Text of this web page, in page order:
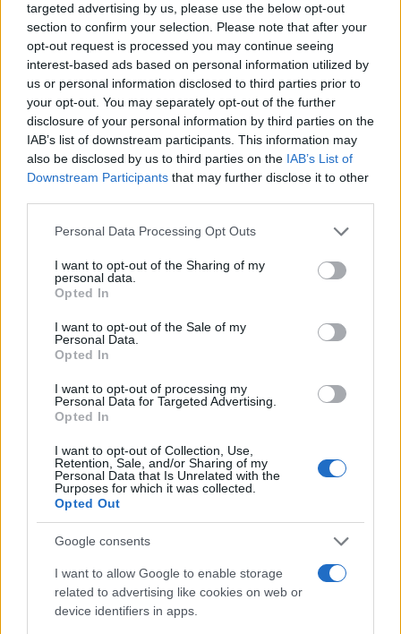
targeted advertising by us, please use the below opt-out
section to confirm your selection. Please note that after your
opt-out request is processed you may continue seeing
interest-based ads based on personal information utilized by
us or personal information disclosed to third parties prior to
your opt-out. You may separately opt-out of the further
disclosure of your personal information by third parties on the
IAB’s list of downstream participants. This information may
also be disclosed by us to third parties on the IAB’s List of
Downstream Participants that may further disclose it to other
Please note that this website/app uses one or more Google
not limited to your visit or usage behaviour. You may click to
grant or deny consent to Google and its third-party tags to
use your data for below specified purposes in below Google
consent section.
Personal Data Processing Opt Outs
I want to opt-out of the Sharing of my
personal data.
Opted In
I want to opt-out of the Sale of my
Personal Data.
Opted In
I want to opt-out of processing my
Personal Data for Targeted Advertising.
Opted In
I want to opt-out of Collection, Use,
Retention, Sale, and/or Sharing of my
Personal Data that Is Unrelated with the
Purposes for which it was collected.
Opted Out
Google consents
I want to allow Google to enable storage
related to advertising like cookies on web or
device identifiers in apps.
στρατιωτικά προγράμματα,
συμπεριλαμβανομένου εξοπλισμού για
συστήματα αφαλάτωσης νερού που
χρησιμοποιούνται σε πυρηνικά υποβρύχια.
Πηγή: OnAlert.gr
ΔΙΑΦΗΜΙΣΗ
Αν τα χάσατε
Ανανεώθηκε πριν